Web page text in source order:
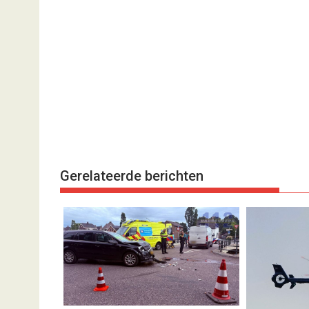
Gerelateerde berichten